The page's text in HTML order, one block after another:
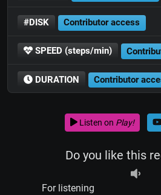
#DISK Contributor access
SPEED (steps/min)
DURATION Contributor
Listen on Play!
Do you like this
For listening